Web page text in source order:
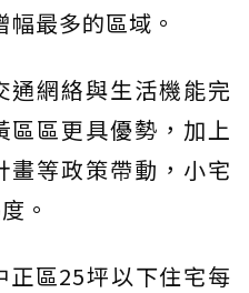
最多的區域。
通網絡與生活機能完
區區更具優勢，加上
畫等政策帶動，小宅
。
正區25坪以下住宅每